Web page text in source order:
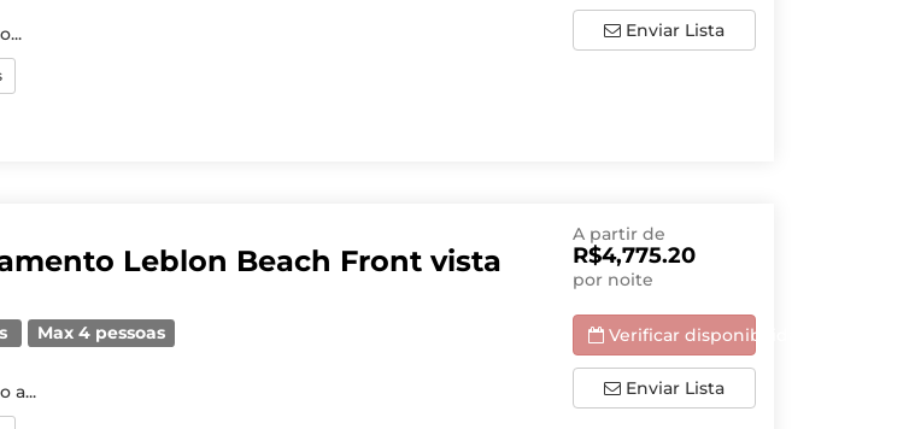
Enviar Lista
Leblon Beach Front vista
Max 4 pessoas
a...
A partir de
R$4,775.20
por noite
Verificar disponibilidade
Enviar Lista